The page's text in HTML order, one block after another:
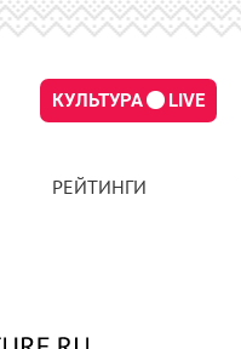
КУЛЬТУРА LIVE
РЕЙТИНГИ